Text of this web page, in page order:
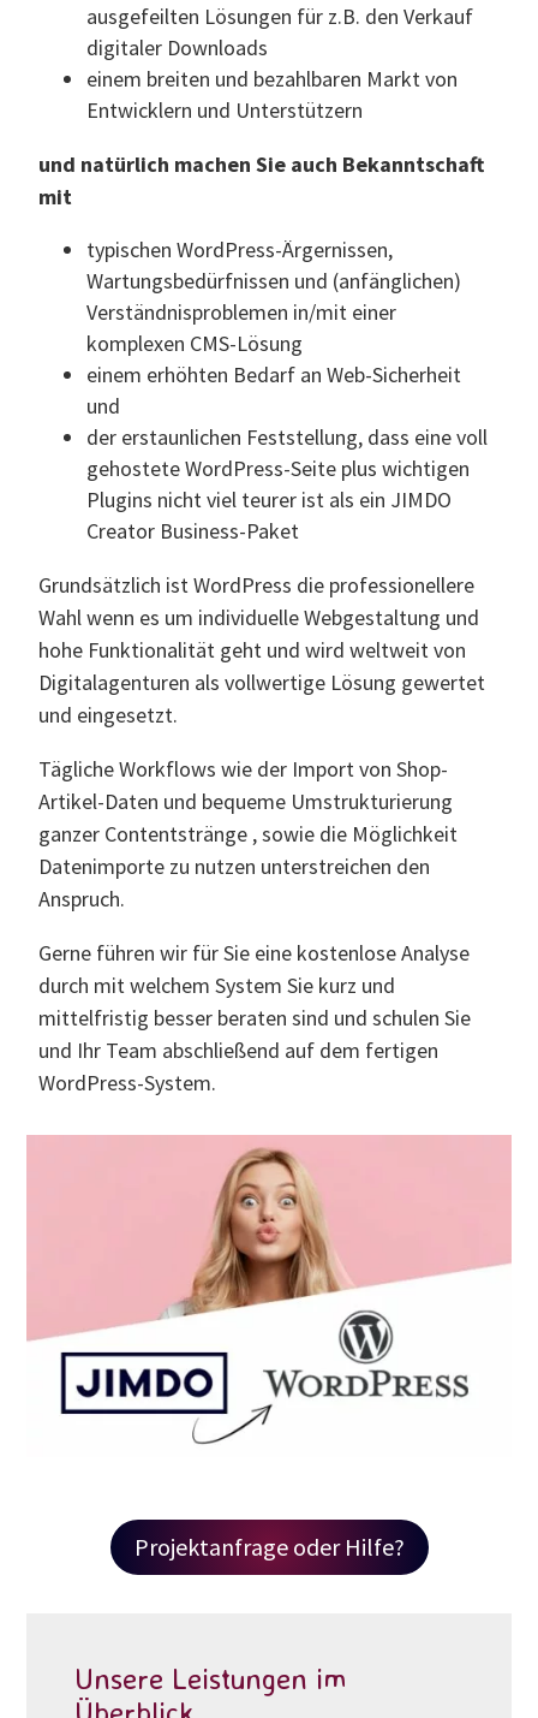
ausgefeilten Lösungen für z.B. den Verkauf
digitaler Downloads
einem breiten und bezahlbaren Markt von
Entwicklern und Unterstützern
und natürlich machen Sie auch Bekanntschaft
mit
typischen WordPress-Ärgernissen,
Wartungsbedürfnissen und (anfänglichen)
Verständnisproblemen in/mit einer
komplexen CMS-Lösung
einem erhöhten Bedarf an Web-Sicherheit
und
der erstaunlichen Feststellung, dass eine voll
gehostete WordPress-Seite plus wichtigen
Plugins nicht viel teurer ist als ein JIMDO
Creator Business-Paket
Grundsätzlich ist WordPress die professionellere
Wahl wenn es um individuelle Webgestaltung und
hohe Funktionalität geht und wird weltweit von
Digitalagenturen als vollwertige Lösung gewertet
und eingesetzt.
Tägliche Workflows wie der Import von Shop-
Artikel-Daten und bequeme Umstrukturierung
ganzer Contentstränge , sowie die Möglichkeit
Datenimporte zu nutzen unterstreichen den
Anspruch.
Gerne führen wir für Sie eine kostenlose Analyse
durch mit welchem System Sie kurz und
mittelfristig besser beraten sind und schulen Sie
und Ihr Team abschließend auf dem fertigen
WordPress-System.
Projektanfrage oder Hilfe?
Unsere Leistungen im